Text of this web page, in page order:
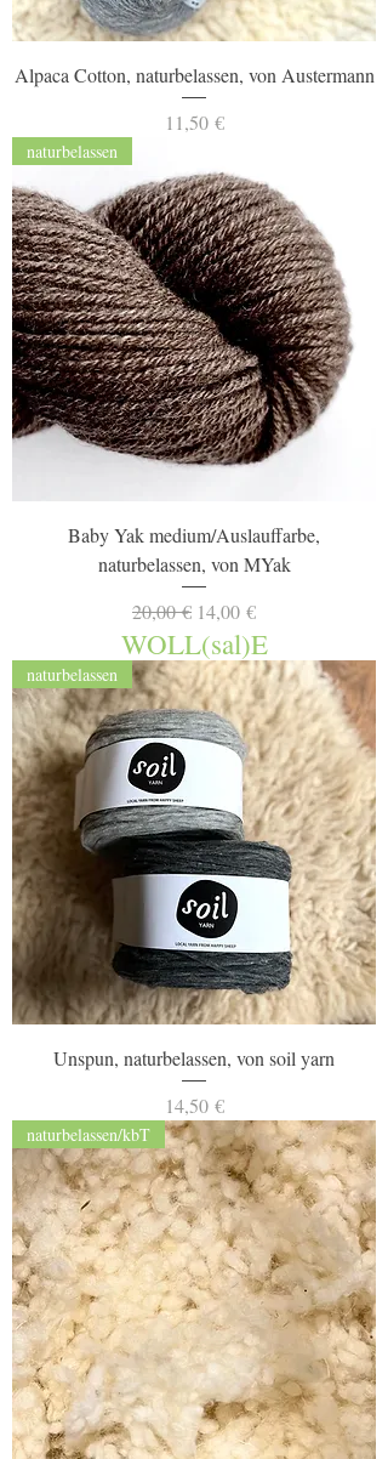
Alpaca Cotton, naturbelassen, von Austermann
Preis
11,50 €
naturbelassen
Baby Yak medium/Auslauffarbe,
naturbelassen, von MYak
Standardpreis
20,00 € Sale-Preis
14,00 €
WOLL(sal)E
naturbelassen
Unspun, naturbelassen, von soil yarn
Preis
14,50 €
naturbelassen/kbT